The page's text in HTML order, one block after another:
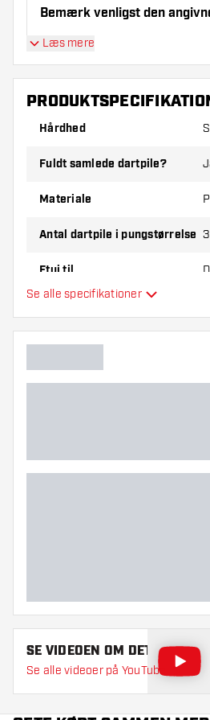
Bemærk venligst den
Tip:Brug .png-billeder med en
placer dem på etuiet. For
Print Wallets kan returneres i
Læs mere
Hårdhed
Fuldt samlede dartpile?
Materiale
Antal dartpile i pungstørrelse 3
Etui til
Se alle specifikationer
SE VIDEOEN OM DETTE
Se alle videoer på YouTube